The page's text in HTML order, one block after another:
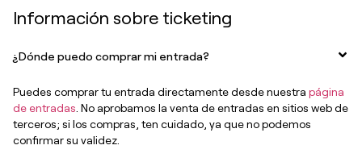
Información sobre ticketing
¿Dónde puedo comprar mi entrada?
Puedes comprar tu entrada directamente desde nuestra página
de entradas . No aprobamos la venta de entradas en sitios web de
terceros; si los compras, ten cuidado, ya que no podemos
confirmar su validez.